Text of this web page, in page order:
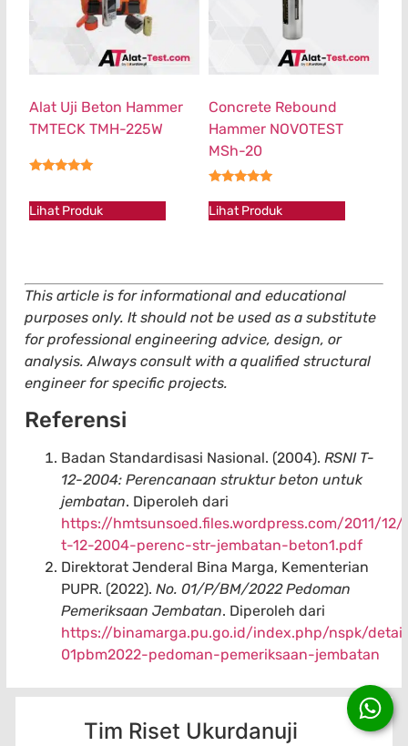
Alat Uji Beton Hammer
TMTECK TMH-225W
Lihat Produk
Concrete Rebound
Hammer NOVOTEST
MSh-20
Lihat Produk
This article is for informational and educational
purposes only. It should not be used as a substitute
for professional engineering advice, design, or
analysis. Always consult with a qualified structural
engineer for specific projects.
Referensi
Badan Standardisasi Nasional. (2004). RSNI T-
12-2004: Perencanaan struktur beton untuk
jembatan. Diperoleh dari
https://hmtsunsoed.files.wordpress.com/2011/12/
t-12-2004-perenc-str-jembatan-beton1.pdf
Direktorat Jenderal Bina Marga, Kementerian
PUPR. (2022). No. 01/P/BM/2022 Pedoman
Pemeriksaan Jembatan. Diperoleh dari
https://binamarga.pu.go.id/index.php/nspk/
01pbm2022-pedoman-pemeriksaan-jembatan
Tim Riset Ukurdanuji